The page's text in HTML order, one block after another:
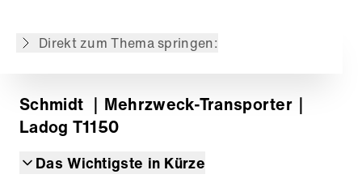
Direkt zum Thema springen:
Zurück zur Übersicht
Schmidt ｜Mehrzweck-Transporter ｜
Ladog T1150
Das Wichtigste in Kürze